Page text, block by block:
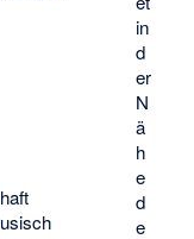
in
d
er
N
ä
h
e
d
e